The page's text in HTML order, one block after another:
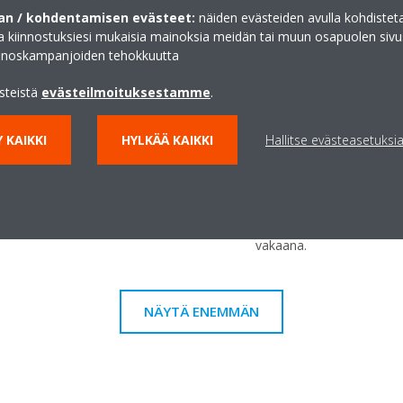
sovelluksen avulla
Yhteen ulkoyksikköön
vaikka nämä olisivat eri
käyttää yksittäin
ilmastointilaite käynnistetään.
14 % nopeammin kuin
pari)
Invertteriohjattu
pyörintänopeutta
energiankulutus
vakaana.
NÄYTÄ ENEMMÄN
/ kohdentamisen evästeet: näiden evästeiden avulla
kiinnostuksiesi mukaisia mainoksia meidän tai muun osapuolen
tehokkuutta
evästeilmoituksestamme.
KAIKKI HYLKÄÄ KAIKKI Hallitse evästeasetuksia